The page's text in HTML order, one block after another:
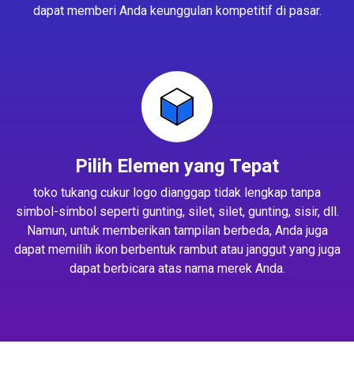
dapat memberi Anda keunggulan kompetitif di pasar.
Pilih Elemen yang Tepat
toko tukang cukur logo dianggap tidak lengkap tanpa
simbol-simbol seperti gunting, silet, silet, gunting, sisir, dll.
Namun, untuk memberikan tampilan berbeda, Anda juga
dapat memilih ikon berbentuk rambut atau janggut yang juga
dapat berbicara atas nama merek Anda.